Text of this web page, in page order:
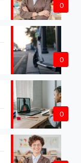
0
0
0